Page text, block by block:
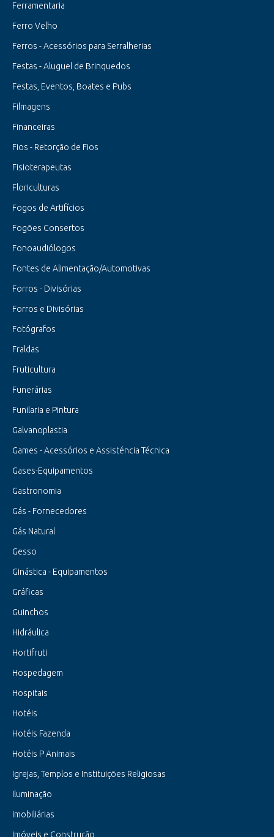
Ferramentaria
Ferro Velho
Ferros - Acessórios para Serralherias
Festas - Aluguel de Brinquedos
Festas, Eventos, Boates e Pubs
Filmagens
Financeiras
Fios - Retorção de Fios
Fisioterapeutas
Floriculturas
Fogos de Artifícios
Fogões Consertos
Fonoaudiólogos
Fontes de Alimentação/Automotivas
Forros - Divisórias
Forros e Divisórias
Fotógrafos
Fraldas
Fruticultura
Funerárias
Funilaria e Pintura
Galvanoplastia
Games - Acessórios e Assisténcia Técnica
Gases-Equipamentos
Gastronomia
Gás - Fornecedores
Gás Natural
Gesso
Ginástica - Equipamentos
Gráficas
Guinchos
Hidráulica
Hortifruti
Hospedagem
Hospitais
Hotéis
Hotéis Fazenda
Hotéis P Animais
Igrejas, Templos e Instituições Religiosas
Iluminação
Imobiliárias
Imóveis e Construção